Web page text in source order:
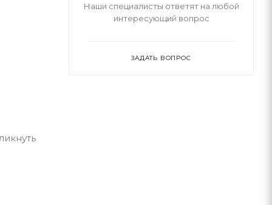
Наши специалисты ответят на любой
интересующий вопрос
ЗАДАТЬ ВОПРОС